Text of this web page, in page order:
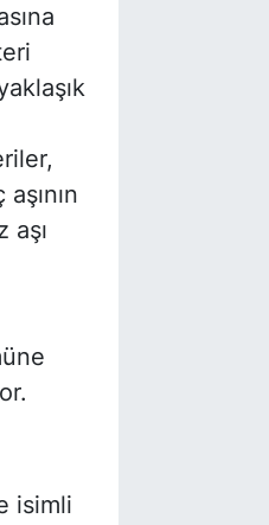
aşı
isimli